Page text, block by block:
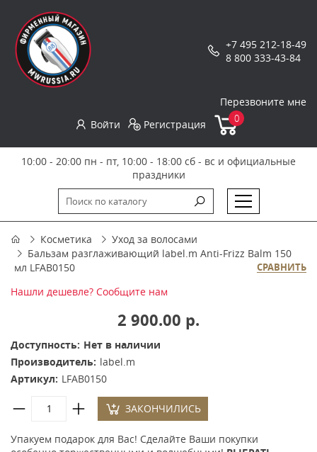
+7 495 212-18-49
8 800 333-43-84
Перезвоните мне
Войти
Регистрация 0
10:00 - 20:00 пн - пт, 10:00 - 18:00 сб - вс и официальные
праздники
Косметика
Уход за волосами
Бальзам разглаживающий label.m Anti-Frizz Balm 150
мл LFAB0150
СРАВНИТЬ
Нашли дешевле? Сообщите нам
2 900.00 р.
Доступность: Нет в наличии
Производитель: label.m
Артикул: LFAB0150
ЗАКОНЧИЛИСЬ
Упакуем подарок для Вас! Сделайте Ваши покупки